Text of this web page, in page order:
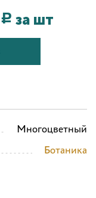
Р за шт
Многоцветный
Ботаника